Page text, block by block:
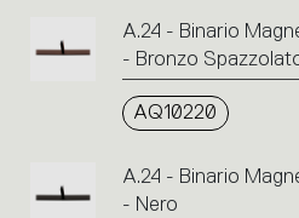
A.24 - Binario
- Bronzo
AQ10220
A.24 - Binario
- Nero